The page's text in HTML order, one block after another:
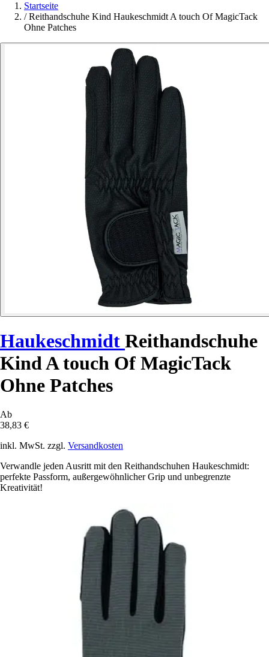
Startseite
/ Reithandschuhe Kind Haukeschmidt A touch Of MagicTack
Ohne Patches
Haukeschmidt Reithandschuhe
Kind A touch Of MagicTack
Ohne Patches
Ab
38,83 €
inkl. MwSt. zzgl. Versandkosten
Verwandle jeden Ausritt mit den Reithandschuhen Haukeschmidt:
perfekte Passform, außergewöhnlicher Grip und unbegrenzte
Kreativität!